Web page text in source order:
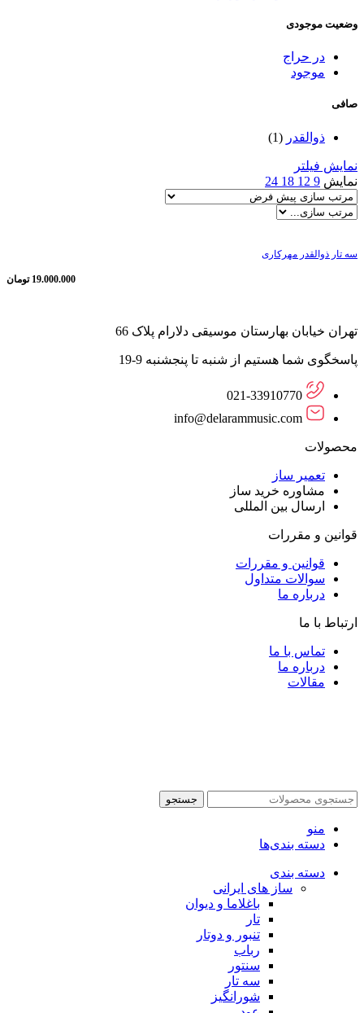
وضعیت موجودی
در حراج
موجود
صافی
ذوالقدر (1)
نمایش فیلتر
نمایش 9
12
18
24
سه تار ذوالقدر مهرکاری
19.000.000 تومان
تهران خیابان بهارستان موسیقی دلارام پلاک 66
پاسخگوی شما هستیم از شنبه تا پنجشنبه 9-19
021-33910770
info@delarammusic.com
محصولات
تعمیر ساز
مشاوره خرید ساز
ارسال بین المللی
قوانین و مقررات
قوانین و مقررات
سوالات متداول
درباره ما
ارتباط با ما
تماس با ما
درباره ما
مقالات
جستجو
منو
دسته بندی‌ها
دسته بندی
ساز های ایرانی
باغلاما و دیوان
تار
تنبور و دوتار
رباب
سنتور
سه تار
شورانگیز